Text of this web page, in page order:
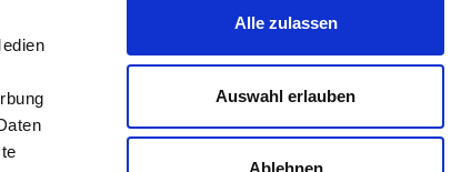
Alle zulassen
Auswahl erlauben
Ablehnen